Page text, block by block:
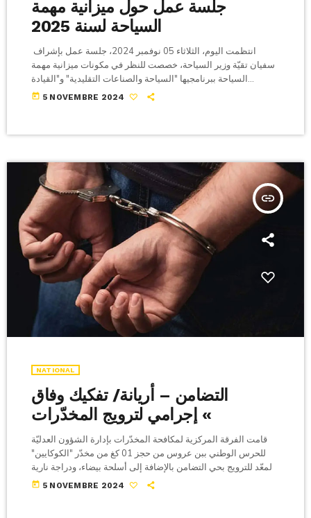
جلسة عمل حول ميزانية مهمة
السياحة لسنة 2025
انتظمت اليوم، الثلاثاء 05 نوفمبر 2024، جلسة عمل بإشراف
سفيان تقيّة وزير السياحة، خصصت للنظر في مكونات ميزانية مهمة
السياحة ببرنامجيها "السياحة والصناعات التقليدية" و"القيادة
والمساندة". واطلع الوزير، بالمناسبة، على ميزانية مهمة السياحة
تقيّة، خلال الجلسة، على وجوب متابعة ما تم تقديمه ضمن ميزانية
today 5 NOVEMBRE 2024
insert_link
NATIONAL
التضامن – أريانة/ تفكيك وفاق
إجرامي لترويج المخدّرات «
قامت الفرقة المركزية لمكافحة المخدّرات بإدارة الشؤون العدليّة
للحرس الوطني ببن عروس من حجز 01 كغ من مخدّر "الكوكايين"
المعّد للترويج بحي التضامن بالإضافة إلى أسلحة بيضاء، ودراجة نارية
مستغلة في نقل المخدّرات وترويجها، كما أمكن ضبط امرأة ضالعة
today 5 NOVEMBRE 2024